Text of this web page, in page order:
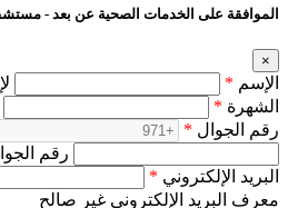
الموافقة على الخدمات الصحية عن بعد -
×
الإسم *
الشهرة *
رقم الجوال *
رقم
البريد الإلكتروني *
معرف البريد الإلكتروني غير صالح